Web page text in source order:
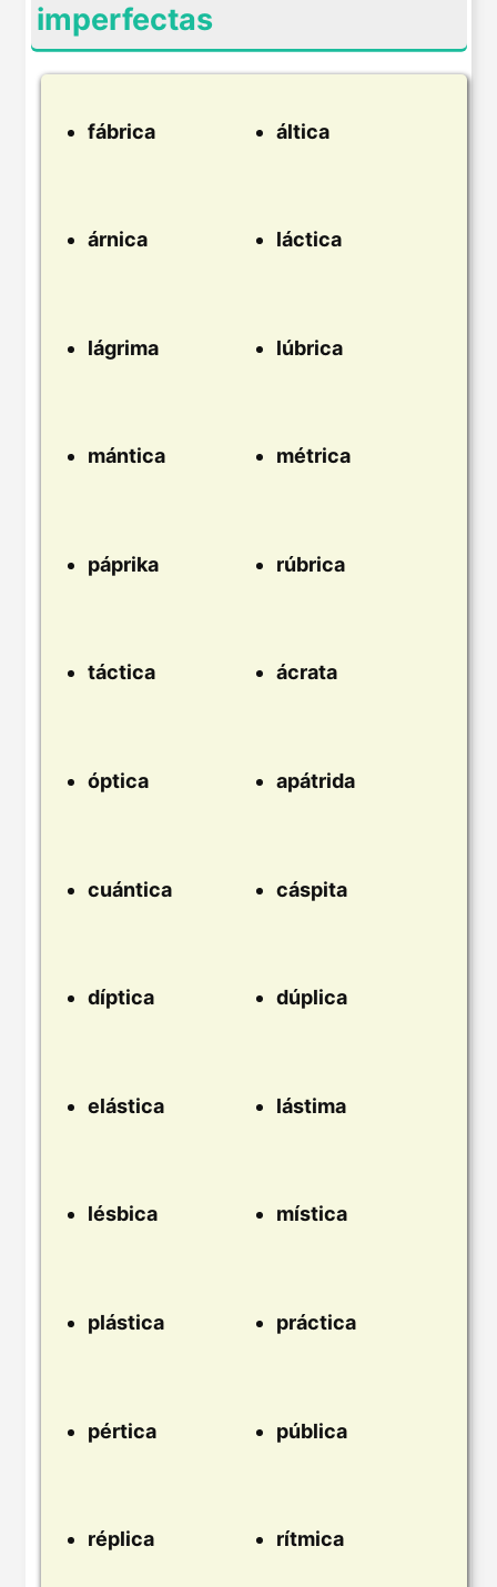
imperfectas
fábrica áltica
árnica láctica
lágrima lúbrica
mántica métrica
páprika rúbrica
táctica ácrata
óptica apátrida
cuántica cáspita
díptica dúplica
elástica lástima
lésbica mística
plástica práctica
pértica pública
réplica rítmica